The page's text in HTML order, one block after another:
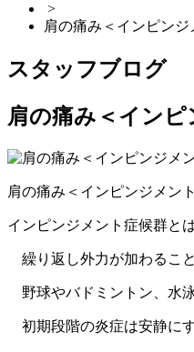
>
肩の痛み＜インピンジ
スタッフブログ
肩の痛み＜インピ
肩の痛み＜インピンジメン
インピンジメント症候群と
繰り返し外力が加わるこ
野球やバドミントン、水
初期段階の炎症は安静に